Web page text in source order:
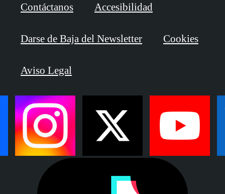
Contáctanos Accesibilidad
Darse de Baja del Newsletter Cookies
Aviso Legal